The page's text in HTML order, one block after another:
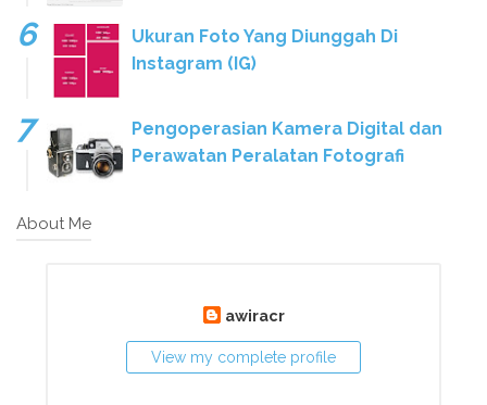
Ukuran Foto Yang Diunggah Di
Instagram (IG)
Pengoperasian Kamera Digital dan
Perawatan Peralatan Fotografi
About Me
awiracr
View my complete profile